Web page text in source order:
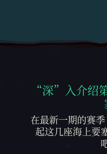
“深”入介绍
在最新一期的赛
起这几座海上要